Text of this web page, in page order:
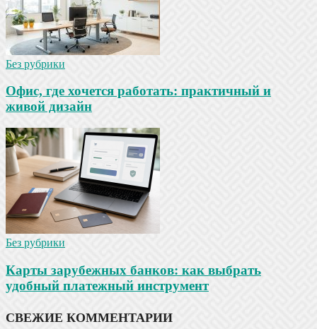
Без рубрики
Офис, где хочется работать: практичный и
живой дизайн
Без рубрики
Карты зарубежных банков: как выбрать
удобный платежный инструмент
СВЕЖИЕ КОММЕНТАРИИ